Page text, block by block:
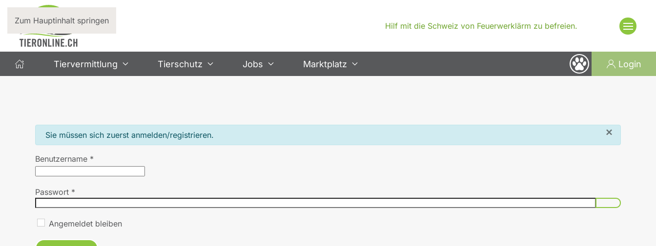
Zum Hauptinhalt springen
Hilf mit die Schweiz von Feuerwerklärm zu befreien.
Tiervermittlung Tierschutz Jobs Marktplatz Login
×
info
Sie müssen sich zuerst anmelden/registrieren.
Benutzername *
Passwort *
Passwort
Angemeldet bleiben